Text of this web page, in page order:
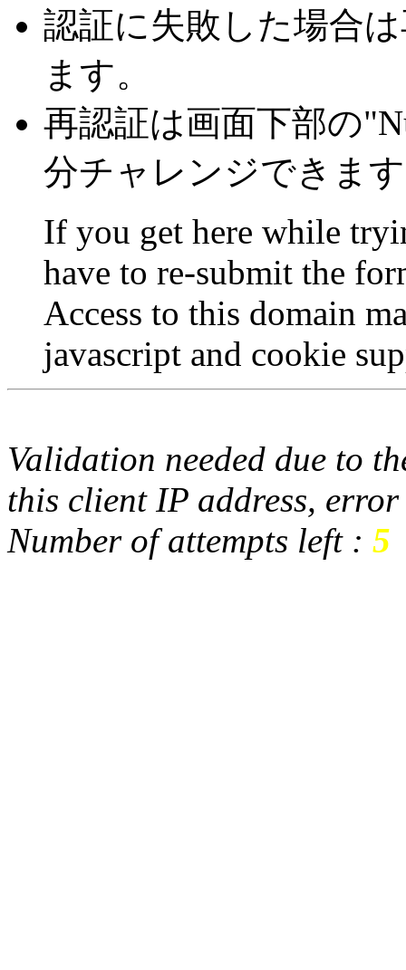
認証に失敗した場合
ます。
再認証は画面下部の
分チャレンジできま
If you get here while
have to re-submit the
Access to this domain
javascript and cookie
Validation needed due to
this client IP address,
Number of attempts left : 5